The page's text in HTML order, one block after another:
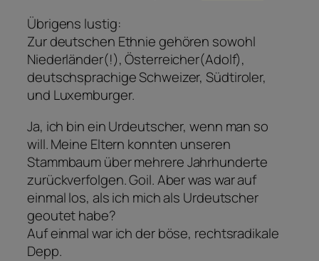
Übrigens lustig:
Zur deutschen Ethnie gehören sowohl
Niederländer(!), Österreicher(Adolf),
deutschsprachige Schweizer, Südtiroler,
und Luxemburger.
Ja, ich bin ein Urdeutscher, wenn man so
will. Meine Eltern konnten unseren
Stammbaum über mehrere Jahrhunderte
zurückverfolgen. Goil. Aber was war auf
einmal los, als ich mich als Urdeutscher
geoutet habe?
Auf einmal war ich der böse, rechtsradikale
Depp.